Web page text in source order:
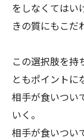
をしなくてはい
きの質にもこだ
この選択肢を持
ともポイントに
相手が食いつい
いく。
相手が食いつい